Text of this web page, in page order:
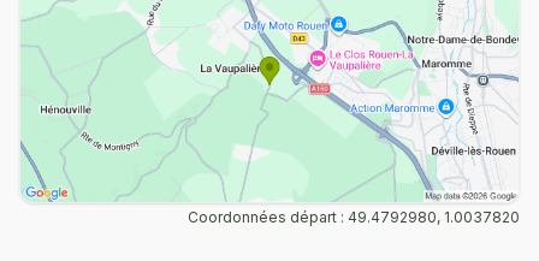
Coordonnées départ : 49.4792980, 1.0037820